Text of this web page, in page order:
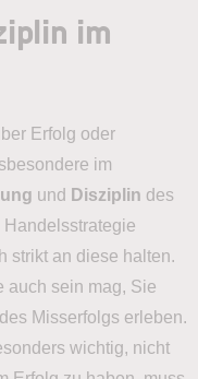
im
Erfolg oder
im
und Disziplin des
strikt an diese halten.
auch sein mag, Sie
Misserfolgs erleben.
wichtig, nicht